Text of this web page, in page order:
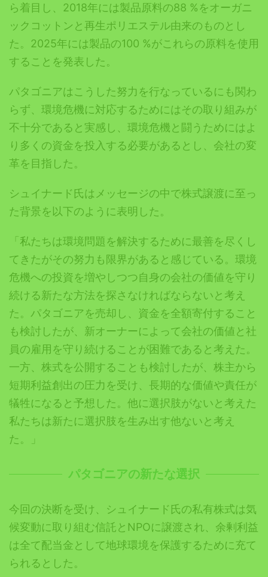
ら着目し、2018年には製品原料の88 %をオーガニ
ックコットンと再生ポリエステル由来のものとし
た。2025年には製品の100 %がこれらの原料を使用
することを発表した。
パタゴニアはこうした努力を行なっているにも関わ
らず、環境危機に対応するためにはその取り組みが
不十分であると実感し、環境危機と闘うためにはよ
り多くの資金を投入する必要があるとし、会社の変
革を目指した。
シュイナード氏はメッセージの中で株式譲渡に至っ
た背景を以下のように表明した。
「私たちは環境問題を解決するために最善を尽くし
てきたがその努力も限界があると感じている。環境
危機への投資を増やしつつ自身の会社の価値を守り
続ける新たな方法を探さなければならないと考え
た。パタゴニアを売却し、資金を全額寄付すること
も検討したが、新オーナーによって会社の価値と社
員の雇用を守り続けることが困難であると考えた。
一方、株式を公開することも検討したが、株主から
短期利益創出の圧力を受け、長期的な価値や責任が
犠牲になると予想した。他に選択肢がないと考えた
私たちは新たに選択肢を生み出す他ないと考え
た。」
パタゴニアの新たな選択
今回の決断を受け、シュイナード氏の私有株式は気
候変動に取り組む信託とNPOに譲渡され、余剰利益
は全て配当金として地球環境を保護するために充て
られるとした。